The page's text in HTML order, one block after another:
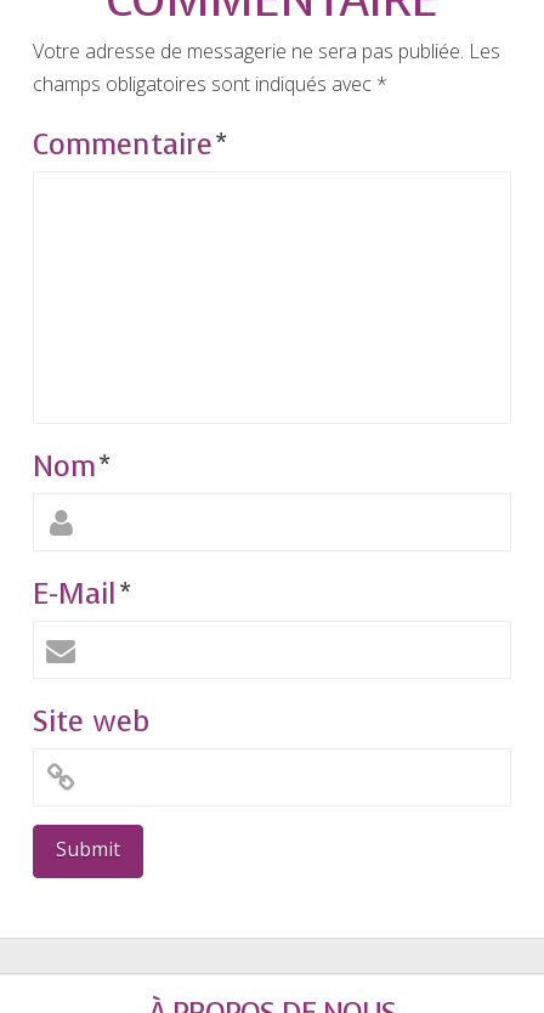
Votre adresse de messagerie ne sera pas publiée. Les
champs obligatoires sont indiqués avec *
Commentaire*
Nom*
E-Mail*
Site web